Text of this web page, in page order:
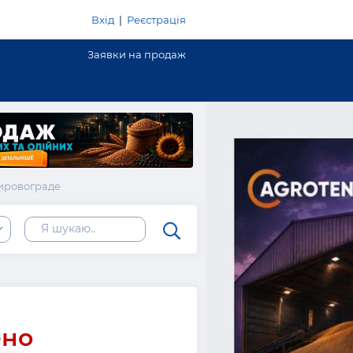
Вхід | Реєстрація
Заявки на продаж